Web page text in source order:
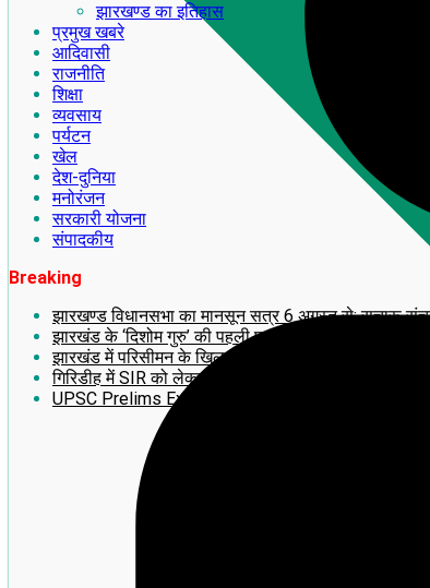
झारखण्ड का इतिहास
प्रमुख खबरे
आदिवासी
राजनीति
शिक्षा
व्यवसाय
पर्यटन
खेल
देश-दुनिया
मनोरंजन
सरकारी योजना
संपादकीय
Breaking
झारखण्ड विधानसभा का मानसून सत्र 6 अगस्त से: सुचारू
झारखंड के ‘दिशोम गुरु’ की पहली पुण्यतिथि पर लगेगी 14
झारखंड में परिसीमन के खिलाफ बड़ा आंदोलन! 2 अगस्त को
गिरिडीह में SIR को लेकर झामुमो का BLA-2 का प्रशिक्षण
UPSC Prelims Exam 2026 का बड़ा update: जानिए